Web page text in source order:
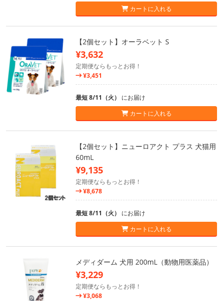
カートに入れる
【2個セット】オーラベット S
¥3,632
定期便ならもっとお得！
¥3,451
最短 8/11（火） にお届け
カートに入れる
【2個セット】ニューロアクト プラス 犬猫用
60mL
¥9,135
定期便ならもっとお得！
¥8,678
最短 8/11（火） にお届け
カートに入れる
メディダーム 犬用 200mL（動物用医薬品）
¥3,229
定期便ならもっとお得！
¥3,068